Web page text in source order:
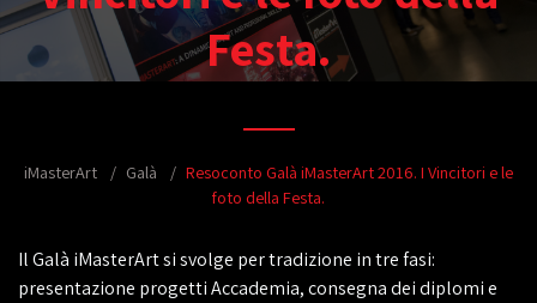
Festa.
iMasterArt Galà
Resoconto Galà iMasterArt 2016. I Vincitori e le
foto della Festa.
Il Galà iMasterArt si svolge per tradizione in tre fasi:
presentazione progetti Accademia, consegna dei diplomi e